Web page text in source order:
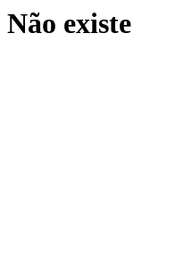
Não existe